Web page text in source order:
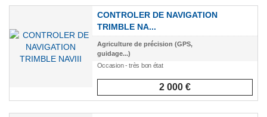
CONTROLER DE NAVIGATION
TRIMBLE NA...
Agriculture de précision (GPS,
guidage...)
Occasion - très bon état
2 000 €